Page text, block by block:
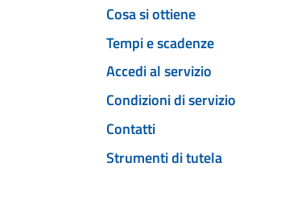
Cosa si ottiene
Tempi e scadenze
Accedi al servizio
Condizioni di servizio
Contatti
Strumenti di tutela